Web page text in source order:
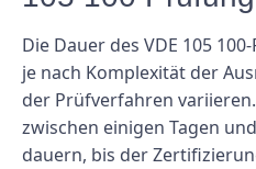
Die Dauer des VDE 105
je nach Komplexität der
der Prüfverfahren
zwischen einigen Tagen
dauern, bis der